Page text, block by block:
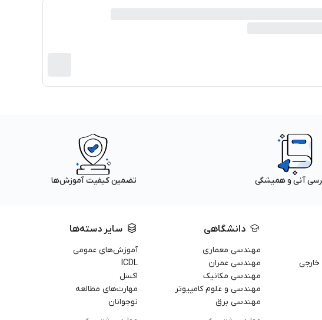
آنی و همیشگی تضمین کیفیت آموزش‌ها
خارجی
دانشگاهی
مهندسی معماری
مهندسی عمران
مهندسی مکانیک
مهندسی و علوم کامپیوتر
مهندسی برق
سایر دسته‌ها
آموزش‌های عمومی
ICDL
اکسل
مهارت‌های مطالعه
نوجوانان